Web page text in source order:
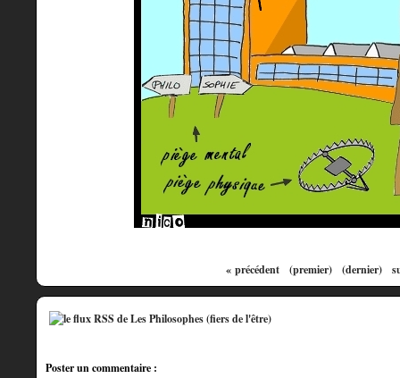
« précédent (premier) (dernier)
Poster un commentaire :